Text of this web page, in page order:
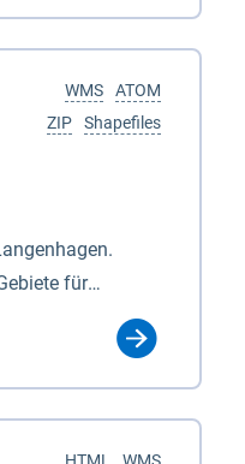
im Westen
der Landkreise
ATOM
WMS
Shapefiles
ZIP
für